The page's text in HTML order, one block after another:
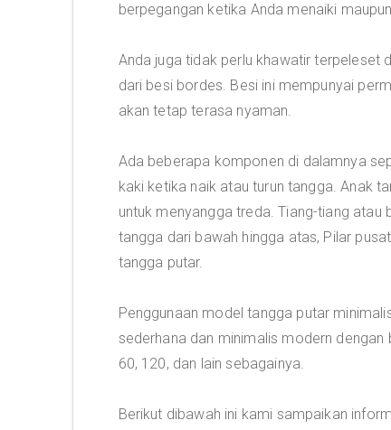
berpegangan ketika Anda menaiki
Anda juga tidak perlu khawatir terpeleset
dari besi bordes. Besi ini mempunyai
akan tetap terasa nyaman.
Ada beberapa komponen di dalamnya
kaki ketika naik atau turun tangga. Anak
untuk menyangga treda. Tiang-tiang atau
tangga dari bawah hingga atas, Pilar
tangga putar.
Penggunaan model tangga putar
sederhana dan minimalis modern
60, 120, dan lain sebagainya.
Berikut dibawah ini kami sampaikan